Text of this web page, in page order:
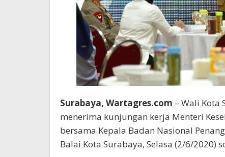
Surabaya, Wartagres.com – Wali Kota
menerima kunjungan kerja Menteri
bersama Kepala Badan Nasional
Balai Kota Surabaya, Selasa (2/6/2020)